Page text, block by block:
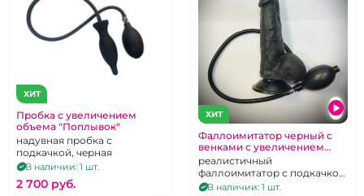
ХИТ
Пробка с увеличением
объема "Поплывок"
надувная пробка с
подкачкой, черная
В наличии: 1 шт.
2 700 pуб.
ХИТ
Фаллоимитатор черный с
венками с увеличением
объема
реалистичный
фаллоимитатор с подкачкой,
на присоске, с мошонкой
В наличии: 1 шт.